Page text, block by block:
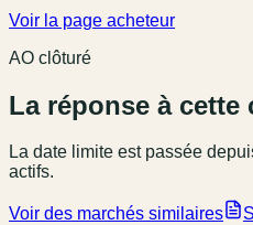
Voir la page acheteur
AO clôturé
La réponse à
La date limite est passée
actifs.
Voir des marchés similaires